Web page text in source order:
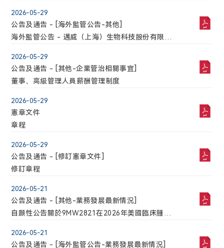
2026-05-29
公告及通告 - [海外監管公告-其他]
海外監管公告 - 邁威（上海）生物科技股份有限公
2026-05-29
公告及通告 - [其他-企業管治相關事宜]
董事、高級管理人員薪酬管理制度
2026-05-29
憲章文件
章程
2026-05-29
公告及通告 - [修訂憲章文件]
修訂章程
2026-05-21
公告及通告 - [其他-業務發展最新情況]
自願性公告關於9MW2821在2026年美國臨床腫瘤
2026-05-21
公告及通告 - [海外監管公告-業務發展最新情況]